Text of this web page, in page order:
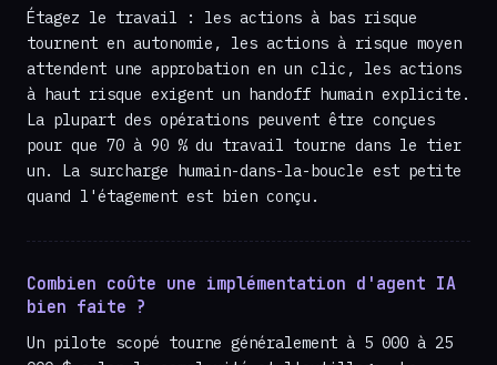
Étagez le travail : les actions à bas risque
tournent en autonomie, les actions à risque moyen
attendent une approbation en un clic, les actions
à haut risque exigent un handoff humain explicite.
La plupart des opérations peuvent être conçues
pour que 70 à 90 % du travail tourne dans le tier
un. La surcharge humain-dans-la-boucle est petite
quand l'étagement est bien conçu.
Combien coûte une implémentation d'agent IA
bien faite ?
Un pilote scopé tourne généralement à 5 000 à 25